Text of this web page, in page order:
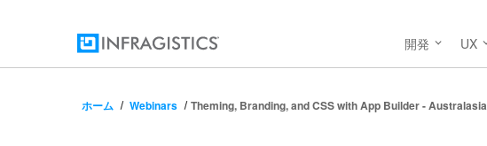
開発 UX
ホーム Webinars Theming, Branding, and CSS with App Builder - Australasia